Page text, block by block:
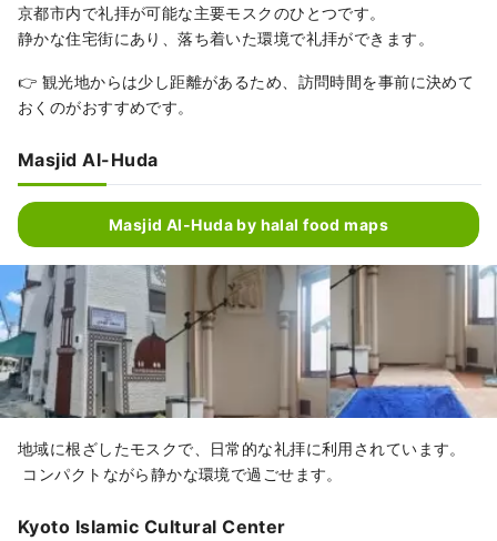
京都市内で礼拝が可能な主要モスクのひとつです。
静かな住宅街にあり、落ち着いた環境で礼拝ができます。
👉 観光地からは少し距離があるため、訪問時間を事前に決めて
おくのがおすすめです。
Masjid Al-Huda
Masjid Al-Huda by halal food maps
地域に根ざしたモスクで、日常的な礼拝に利用されています。
コンパクトながら静かな環境で過ごせます。
Kyoto Islamic Cultural Center